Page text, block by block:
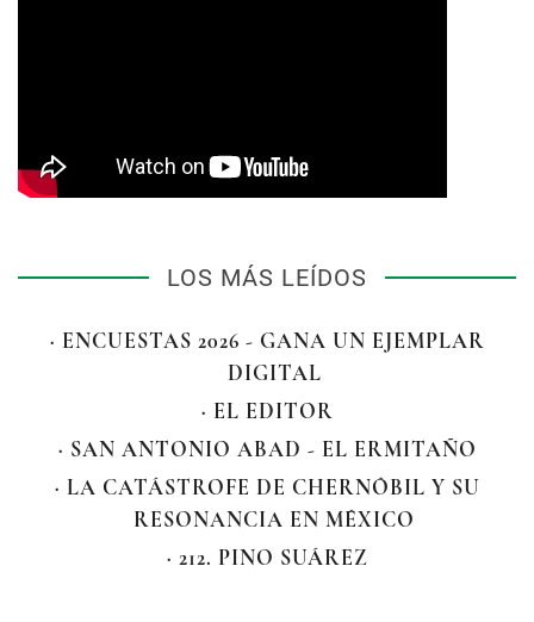
LOS MÁS LEÍDOS
· ENCUESTAS 2026 - GANA UN EJEMPLAR
DIGITAL
· EL EDITOR
· SAN ANTONIO ABAD - EL ERMITAÑO
· LA CATÁSTROFE DE CHERNÓBIL Y SU
RESONANCIA EN MÉXICO
· 212. PINO SUÁREZ